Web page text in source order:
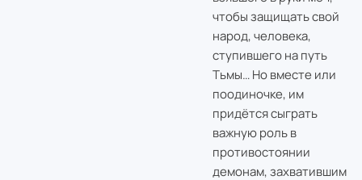
чтобы защищать свой
народ, человека,
ступившего на путь
Тьмы… Но вместе или
поодиночке, им
придётся сыграть
важную роль в
противостоянии
демонам, захватившим